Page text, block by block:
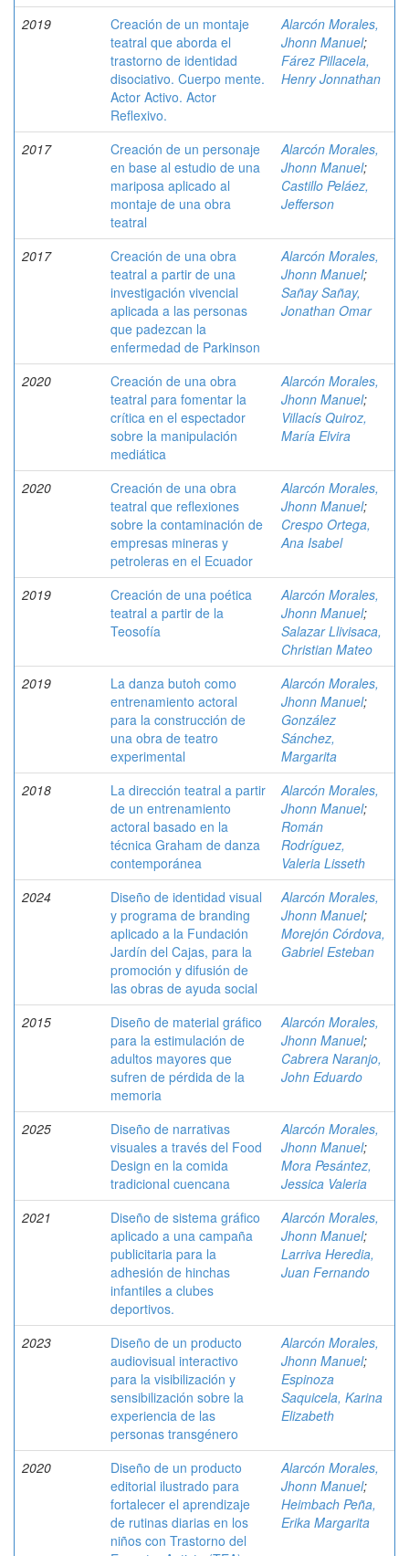
2019
Creación de un montaje
teatral que aborda el
trastorno de identidad
disociativo. Cuerpo mente.
Actor Activo. Actor
Reflexivo.
Alarcón Morales,
Jhonn Manuel;
Fárez Pillacela,
Henry Jonnathan
2017
Creación de un personaje
en base al estudio de una
mariposa aplicado al
montaje de una obra
teatral
Alarcón Morales,
Jhonn Manuel;
Castillo Peláez,
Jefferson
2017
Creación de una obra
teatral a partir de una
investigación vivencial
aplicada a las personas
que padezcan la
enfermedad de Parkinson
Alarcón Morales,
Jhonn Manuel;
Sañay Sañay,
Jonathan Omar
2020
Creación de una obra
teatral para fomentar la
crítica en el espectador
sobre la manipulación
mediática
Alarcón Morales,
Jhonn Manuel;
Villacís Quiroz,
María Elvira
2020
Creación de una obra
teatral que reflexiones
sobre la contaminación de
empresas mineras y
petroleras en el Ecuador
Alarcón Morales,
Jhonn Manuel;
Crespo Ortega,
Ana Isabel
2019
Creación de una poética
teatral a partir de la
Teosofía
Alarcón Morales,
Jhonn Manuel;
Salazar Llivisaca,
Christian Mateo
2019
La danza butoh como
entrenamiento actoral
para la construcción de
una obra de teatro
experimental
Alarcón Morales,
Jhonn Manuel;
González
Sánchez,
Margarita
2018
La dirección teatral a partir
de un entrenamiento
actoral basado en la
técnica Graham de danza
contemporánea
Alarcón Morales,
Jhonn Manuel;
Román
Rodríguez,
Valeria Lisseth
2024
Diseño de identidad visual
y programa de branding
aplicado a la Fundación
Jardín del Cajas, para la
promoción y difusión de
las obras de ayuda social
Alarcón Morales,
Jhonn Manuel;
Morejón Córdova,
Gabriel Esteban
2015
Diseño de material gráfico
para la estimulación de
adultos mayores que
sufren de pérdida de la
memoria
Alarcón Morales,
Jhonn Manuel;
Cabrera Naranjo,
John Eduardo
2025
Diseño de narrativas
visuales a través del Food
Design en la comida
tradicional cuencana
Alarcón Morales,
Jhonn Manuel;
Mora Pesántez,
Jessica Valeria
2021
Diseño de sistema gráfico
aplicado a una campaña
publicitaria para la
adhesión de hinchas
infantiles a clubes
deportivos.
Alarcón Morales,
Jhonn Manuel;
Larriva Heredia,
Juan Fernando
2023
Diseño de un producto
audiovisual interactivo
para la visibilización y
sensibilización sobre la
experiencia de las
personas transgénero
Alarcón Morales,
Jhonn Manuel;
Espinoza
Saquicela, Karina
Elizabeth
2020
Diseño de un producto
editorial ilustrado para
fortalecer el aprendizaje
de rutinas diarias en los
niños con Trastorno del
Alarcón Morales,
Jhonn Manuel;
Heimbach Peña,
Erika Margarita